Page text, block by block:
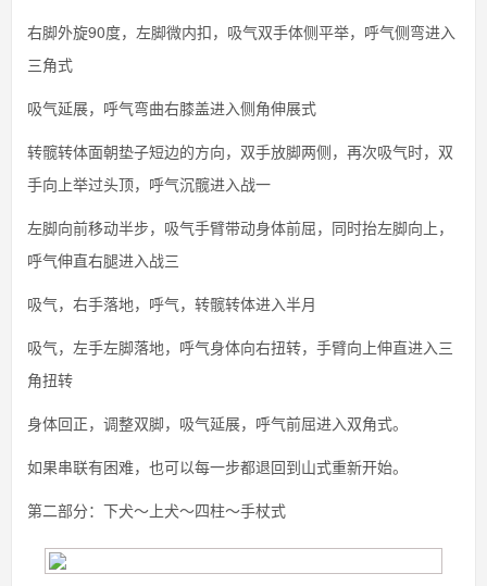
右脚外旋90度，左脚微内扣，吸气双手体侧平举，呼气侧弯进入
三角式
吸气延展，呼气弯曲右膝盖进入侧角伸展式
转髋转体面朝垫子短边的方向，双手放脚两侧，再次吸气时，双
手向上举过头顶，呼气沉髋进入战一
左脚向前移动半步，吸气手臂带动身体前屈，同时抬左脚向上，
呼气伸直右腿进入战三
吸气，右手落地，呼气，转髋转体进入半月
吸气，左手左脚落地，呼气身体向右扭转，手臂向上伸直进入三
角扭转
身体回正，调整双脚，吸气延展，呼气前屈进入双角式。
如果串联有困难，也可以每一步都退回到山式重新开始。
第二部分：下犬～上犬～四柱～手杖式